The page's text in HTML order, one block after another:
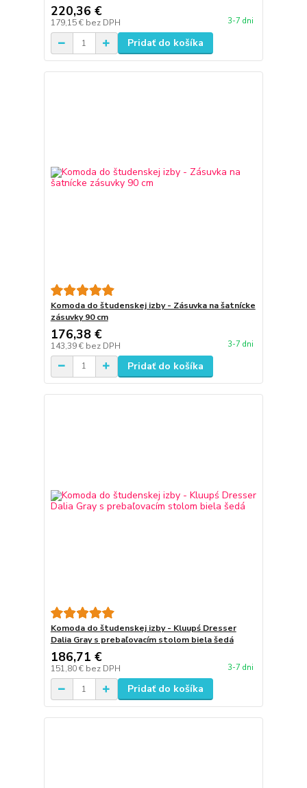
220,36 €
179,15 € bez DPH 3-7 dni
Pridať do košíka
Komoda do študenskej izby - Zásuvka na šatnícke
zásuvky 90 cm
176,38 €
143,39 € bez DPH 3-7 dni
Pridať do košíka
Komoda do študenskej izby - Kluupś Dresser
Dalia Gray s prebaľovacím stolom biela šedá
186,71 €
151,80 € bez DPH 3-7 dni
Pridať do košíka